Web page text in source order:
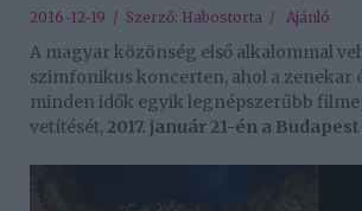
2016-12-19 / Szerző: Habostorta / Ajánló
A magyar közönség első alkalommal
szimfonikus koncerten, ahol a zenekar
minden idők egyik legnépszerűbb
vetítését,2017. január 21-én a